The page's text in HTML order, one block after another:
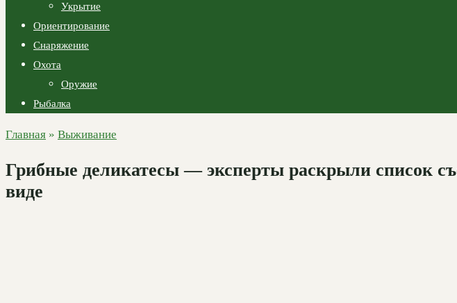
Укрытие
Ориентирование
Снаряжение
Охота
Оружие
Рыбалка
Главная » Выживание
Грибные деликатесы — эксперты раскрыли список
виде